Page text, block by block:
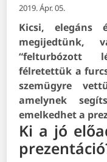
2019. Ápr. 05.
Kicsi, elegáns
megijedtünk,
“felturbózott
félretettük a
szemügyre
amelynek
emelkedhet a
Ki a jó